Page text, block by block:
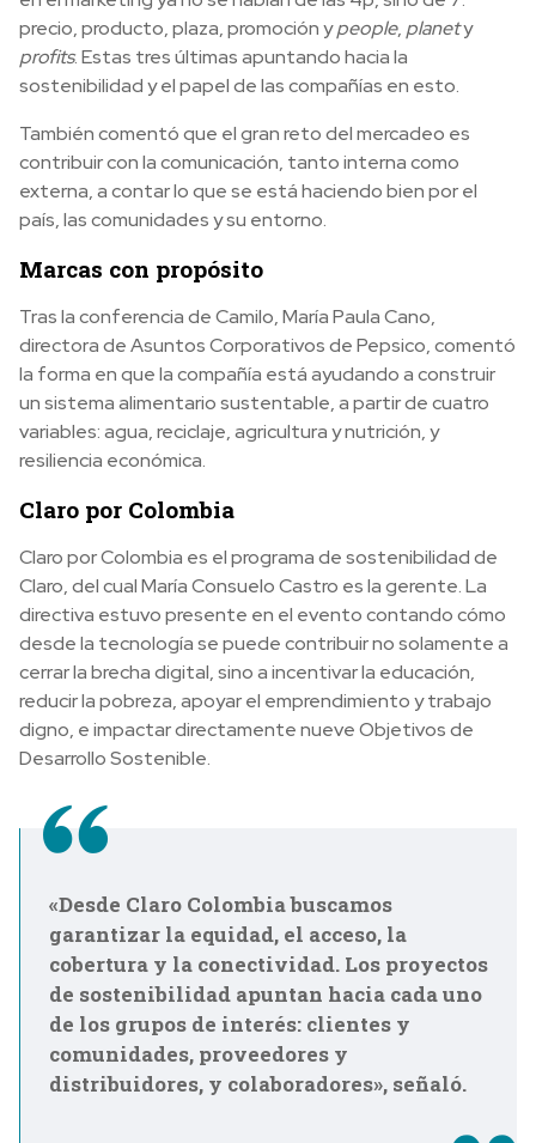
precio, producto, plaza, promoción ypeople, planety
profits. Estas tres últimas apuntando hacia la
sostenibilidad y el papel de las compañías en esto.
También comentó que el gran reto del mercadeo es
contribuir con la comunicación, tanto interna como
externa, a contar lo que se está haciendo bien por el
país, las comunidades y su entorno.
Marcas con propósito
Tras la conferencia de Camilo, María Paula Cano,
directora de Asuntos Corporativos de Pepsico, comentó
la forma en que la compañía está ayudando a construir
un sistema alimentario sustentable, a partir de cuatro
variables: agua, reciclaje, agricultura y nutrición, y
resiliencia económica.
Claro por Colombia
Claro por Colombia es el programa de sostenibilidad de
Claro, del cual María Consuelo Castro es la gerente. La
directiva estuvo presente en el evento contando cómo
desde la tecnología se puede contribuir no solamente a
cerrar la brecha digital, sino a incentivar la educación,
reducir la pobreza, apoyar el emprendimiento y trabajo
digno, e impactar directamente nueve Objetivos de
Desarrollo Sostenible.
«Desde Claro Colombia buscamos
garantizar la equidad, el acceso, la
cobertura y la conectividad. Los proyectos
de sostenibilidad apuntan hacia cada uno
de los grupos de interés: clientes y
comunidades, proveedores y
distribuidores, y colaboradores», señaló.